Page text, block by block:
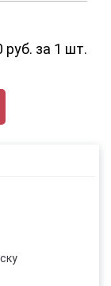
руб. за 1 шт.